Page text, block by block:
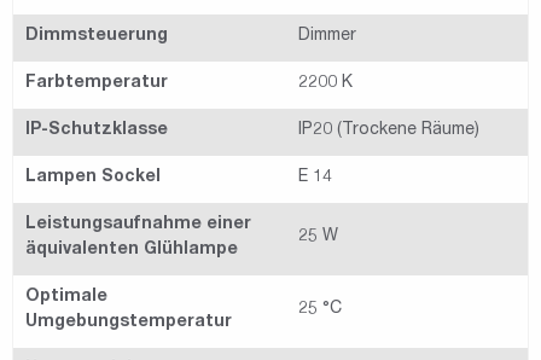
Dimmsteuerung Dimmer
Farbtemperatur 2200 K
IP-Schutzklasse IP20 (Trockene Räume)
Lampen Sockel E 14
Leistungsaufnahme einer
äquivalenten Glühlampe
25 W
Optimale
Umgebungstemperatur
25 °C